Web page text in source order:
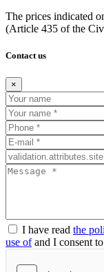
The prices indicated
(Article 435 of the
Contact us
×
I have read the
use ofand I consent